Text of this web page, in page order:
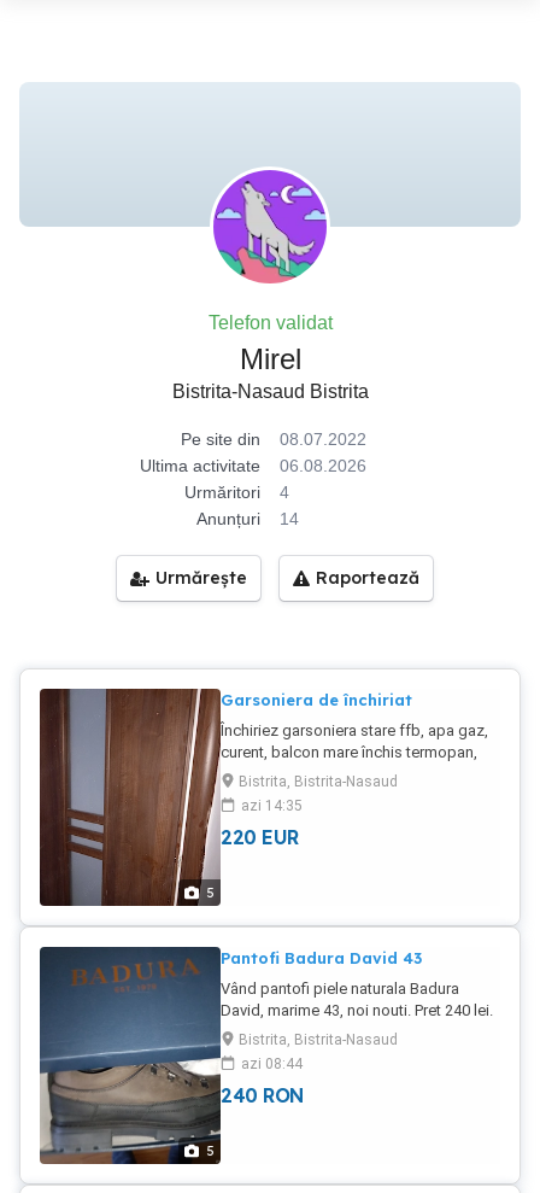
Telefon validat
Mirel
Bistrita-Nasaud Bistrita
Pe site din
08.07.2022
Ultima activitate
06.08.2026
Urmăritori
4
Anunțuri
14
Urmărește Raportează
5
Garsoniera de închiriat
Închiriez garsoniera stare ffb, apa gaz,
curent, balcon mare închis termopan,
debara, contorizat tot, gresie, parchet
loc de parcare cu abonament. Instalații
noi, centrala. Mobillat canapea
extensibila, dulap, mobilier bucătărie,
magazine, biserica, stație auto,
farmacie, etc. Nu închiriez la familie cu
copii. Închiriez si pe zi, pe termen scurt.
mediu, sau lung.
Bistrita, Bistrita-Nasaud
azi 14:35
220 EUR
5
Pantofi Badura David 43
Vând pantofi piele naturala Badura
David, marime 43, noi nouti. Pret 240 lei.
Poze reale. Trimit e ruta Bistrița Cluj.
Atât.
Bistrita, Bistrita-Nasaud
azi 08:44
240 RON